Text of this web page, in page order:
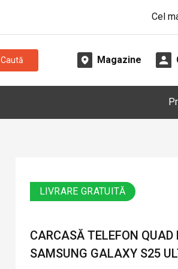
Cel
Caută Magazine
LIVRARE GRATUITĂ
CARCASĂ TELEFON
SAMSUNG GALAXY S25